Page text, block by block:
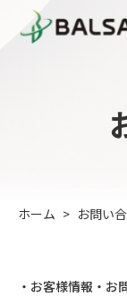
ホーム お問い
・お客様情報・お